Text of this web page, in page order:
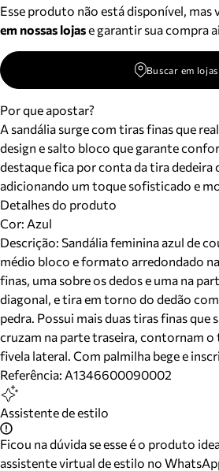
Esse produto não está disponível, mas
em nossas lojase garantir sua compra
Buscar em lojas
Por que apostar?
A sandália surge com tiras finas que
design e salto bloco que garante
destaque fica por conta da tira dedeira
adicionando um toque sofisticado e
Detalhes do produto
Cor: Azul
Descrição: Sandália feminina azul de
médio bloco e formato arredondado
finas, uma sobre os dedos e uma na
diagonal, e tira em torno do dedão
pedra. Possui mais duas tiras finas que
cruzam na parte traseira, contornam o
fivela lateral. Com palmilha bege e
Referência: A1346600090002
Assistente de estilo
Ficou na dúvida se esse é o produto
assistente virtual de estilo no